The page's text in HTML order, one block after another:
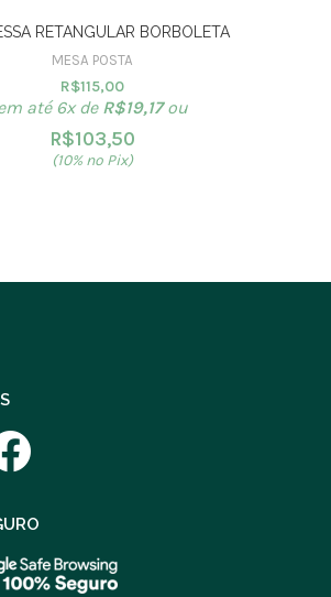
RETANGULAR BORBOLETA
MESA POSTA
R$115,00
até 6x de R$19,17ou
R$103,50
(10% no Pix)